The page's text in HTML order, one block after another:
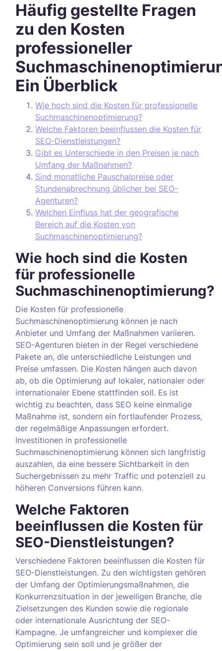
Häufig gestellte Fragen
zu den Kosten
professioneller
Ein Überblick
Wie hoch sind die Kosten für professionelle
Suchmaschinenoptimierung?
Welche Faktoren beeinflussen die Kosten für
SEO-Dienstleistungen?
Gibt es Unterschiede in den Preisen je nach
Umfang der Maßnahmen?
Sind monatliche Pauschalpreise oder
Stundenabrechnung üblicher bei SEO-
Agenturen?
Welchen Einfluss hat der geografische
Bereich auf die Kosten von
Suchmaschinenoptimierung?
Wie hoch sind die Kosten
für professionelle
Suchmaschinenoptimierung?
Die Kosten für professionelle
Suchmaschinenoptimierung können je nach
Anbieter und Umfang der Maßnahmen variieren.
SEO-Agenturen bieten in der Regel verschiedene
Pakete an, die unterschiedliche Leistungen und
Preise umfassen. Die Kosten hängen auch davon
ab, ob die Optimierung auf lokaler, nationaler oder
internationaler Ebene stattfinden soll. Es ist
wichtig zu beachten, dass SEO keine einmalige
Maßnahme ist, sondern ein fortlaufender Prozess,
der regelmäßige Anpassungen erfordert.
Investitionen in professionelle
Suchmaschinenoptimierung können sich langfristig
auszahlen, da eine bessere Sichtbarkeit in den
Suchergebnissen zu mehr Traffic und potenziell zu
höheren Conversions führen kann.
Welche Faktoren
beeinflussen die Kosten für
SEO-Dienstleistungen?
Verschiedene Faktoren beeinflussen die Kosten für
SEO-Dienstleistungen. Zu den wichtigsten gehören
der Umfang der Optimierungsmaßnahmen, die
Konkurrenzsituation in der jeweiligen Branche, die
Zielsetzungen des Kunden sowie die regionale
oder internationale Ausrichtung der SEO-
Kampagne. Je umfangreicher und komplexer die
Optimierung sein soll und je größer der